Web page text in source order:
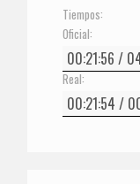
Tiempos:
Oficial:
Real: